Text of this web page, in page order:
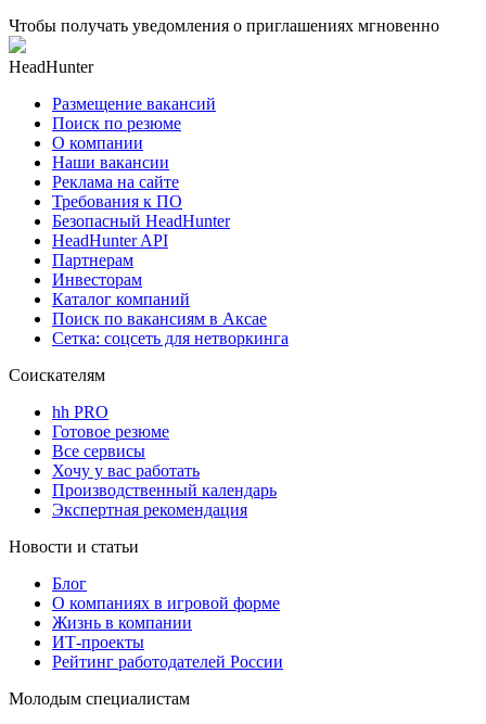
Чтобы получать уведомления о приглашениях мгновенно
HeadHunter
Размещение вакансий
Поиск по резюме
О компании
Наши вакансии
Реклама на сайте
Требования к ПО
Безопасный HeadHunter
HeadHunter API
Партнерам
Инвесторам
Каталог компаний
Поиск по вакансиям в Аксае
Сетка: соцсеть для нетворкинга
Соискателям
hh PRO
Готовое резюме
Все сервисы
Хочу у вас работать
Производственный календарь
Экспертная рекомендация
Новости и статьи
Блог
О компаниях в игровой форме
Жизнь в компании
ИТ-проекты
Рейтинг работодателей России
Молодым специалистам